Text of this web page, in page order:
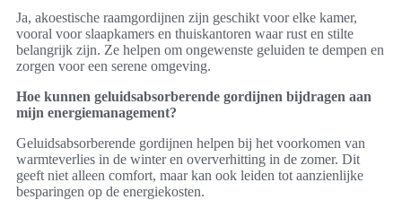
Ja, akoestische raamgordijnen zijn geschikt voor elke kamer,
vooral voor slaapkamers en thuiskantoren waar rust en stilte
belangrijk zijn. Ze helpen om ongewenste geluiden te dempen en
zorgen voor een serene omgeving.
Hoe kunnen geluidsabsorberende gordijnen bijdragen aan
mijn energiemanagement?
Geluidsabsorberende gordijnen helpen bij het voorkomen van
warmteverlies in de winter en oververhitting in de zomer. Dit
geeft niet alleen comfort, maar kan ook leiden tot aanzienlijke
besparingen op de energiekosten.